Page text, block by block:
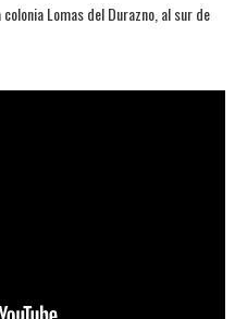
Lomas del Durazno, al sur de